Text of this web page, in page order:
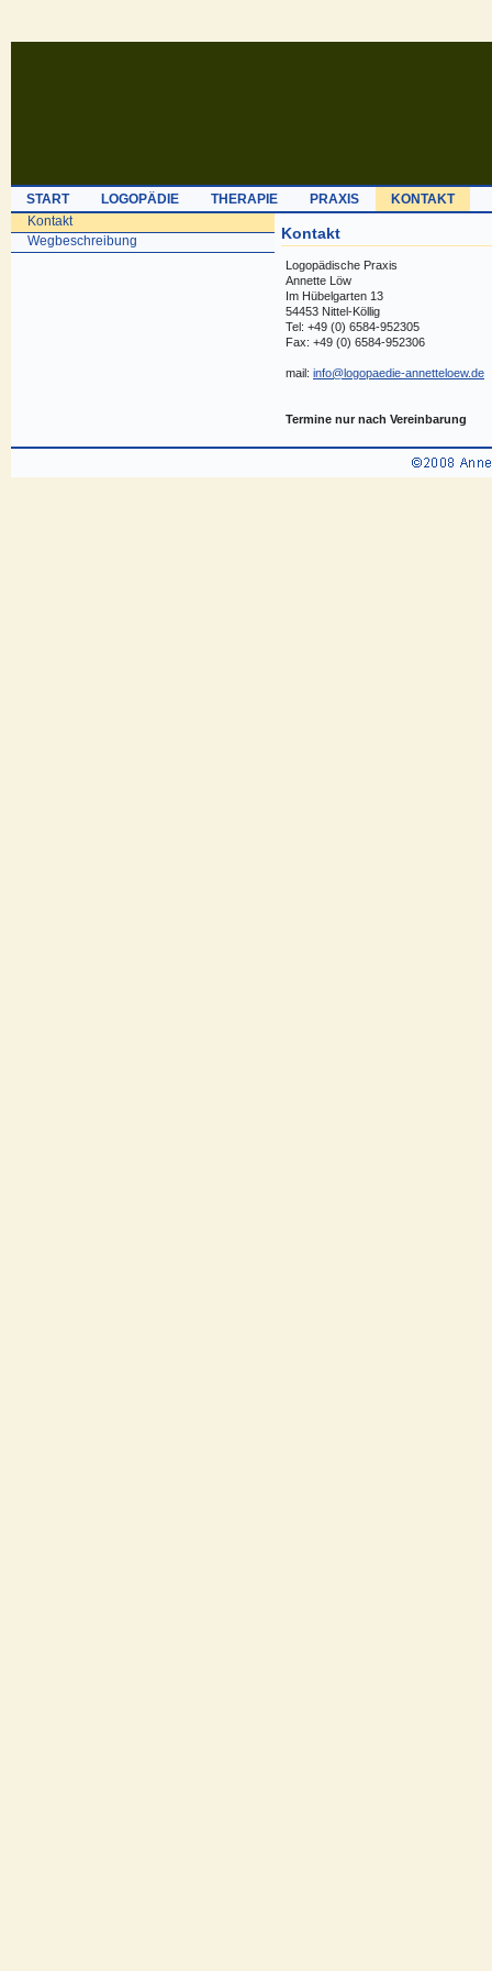
START LOGOPÄDIE THERAPIE PRAXIS
KONTAKT
Kontakt
Wegbeschreibung
Kontakt
Logopädische Praxis
Annette Löw
Im Hübelgarten 13
54453 Nittel-Köllig
Tel: +49 (0) 6584-952305
Fax: +49 (0) 6584-952306
mail: info@logopaedie-annetteloew.de
Termine nur nach Vereinbarung